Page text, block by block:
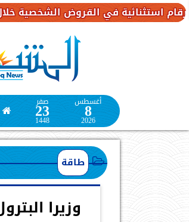
في القروض الشخصية خلال الربع الأول
أغسطس
8
2026
صفر
23
1448
طاقة
وزيرا